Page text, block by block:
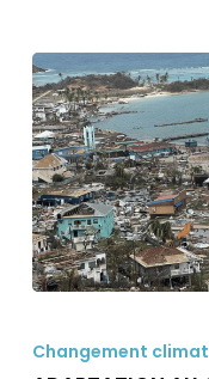
AU
Changement